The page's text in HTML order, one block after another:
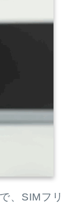
、SIMフリ